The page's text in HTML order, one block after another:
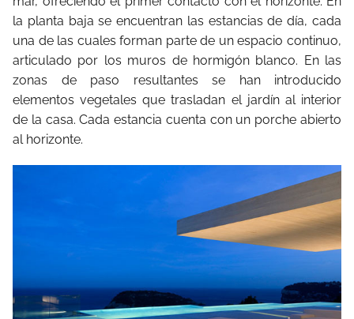
la planta baja se encuentran las estancias de día, cada
una de las cuales forman parte de un espacio continuo,
articulado por los muros de hormigón blanco. En las
zonas de paso resultantes se han introducido
elementos vegetales que trasladan el jardín al interior
de la casa. Cada estancia cuenta con un porche abierto
al horizonte.